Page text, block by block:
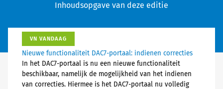
Inhoudsopgave van deze editie
VN VANDAAG
Nieuwe functionaliteit DAC7-portaal: indienen correcties
In het DAC7-portaal is nu een nieuwe functionaliteit
beschikbaar, namelijk de mogelijkheid van het indienen
van correcties. Hiermee is het DAC7-portaal nu volledig